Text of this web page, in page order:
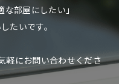
な部屋にしたい」
たいです。
軽にお問い合わせくださ